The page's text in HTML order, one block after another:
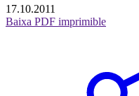
17.10.2011
Baixa PDF imprimible